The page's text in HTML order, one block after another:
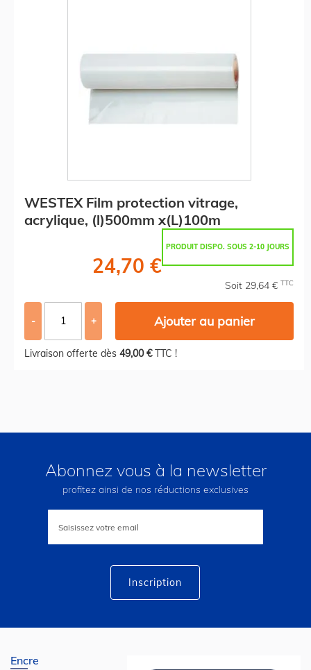
WESTEX Film protection vitrage,
acrylique, (l)500mm x(L)100m
PRODUIT DISPO. SOUS 2-10 JOURS
24,70 €
Soit 29,64 € TTC
- + Ajouter au panier
Livraison offerte dès 49,00 €TTC !
Abonnez vous à la newsletter
profitez ainsi de nos réductions exclusives
lettre
Inscription
Encre